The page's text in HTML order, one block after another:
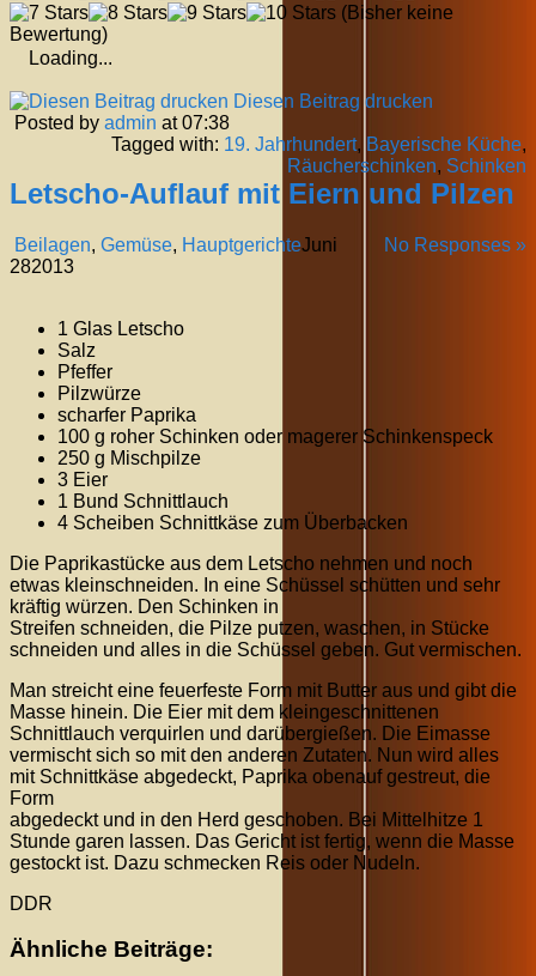
(Bisher keine
Bewertung)
Loading...
Diesen Beitrag drucken
Posted by admin at 07:38
Tagged with: 19. Jahrhundert, Bayerische Küche,
Räucherschinken, Schinken
Letscho-Auflauf mit Eiern und Pilzen
Beilagen, Gemüse, Hauptgerichte No Responses »
Juni
282013
1 Glas Letscho
Salz
Pfeffer
Pilzwürze
scharfer Paprika
100 g roher Schinken oder magerer Schinkenspeck
250 g Mischpilze
3 Eier
1 Bund Schnittlauch
4 Scheiben Schnittkäse zum Überbacken
Die Paprikastücke aus dem Letscho nehmen und noch
etwas kleinschneiden. In eine Schüssel schütten und sehr
kräftig würzen. Den Schinken in
Streifen schneiden, die Pilze putzen, waschen, in Stücke
schneiden und alles in die Schüssel geben. Gut vermischen.
Man streicht eine feuerfeste Form mit Butter aus und gibt die
Masse hinein. Die Eier mit dem kleingeschnittenen
Schnittlauch verquirlen und darübergießen. Die Eimasse
vermischt sich so mit den anderen Zutaten. Nun wird alles
mit Schnittkäse abgedeckt, Paprika obenauf gestreut, die
Form
abgedeckt und in den Herd geschoben. Bei Mittelhitze 1
Stunde garen lassen. Das Gericht ist fertig, wenn die Masse
gestockt ist. Dazu schmecken Reis oder Nudeln.
DDR
Ähnliche Beiträge: